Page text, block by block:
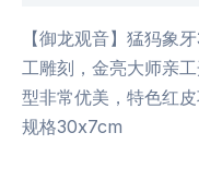
【御龙观音】猛犸象
工雕刻，金亮大师亲
型非常优美，特色红
规格30x7cm